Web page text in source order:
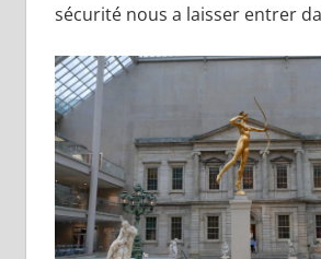
sécurité nous a laisser entrer